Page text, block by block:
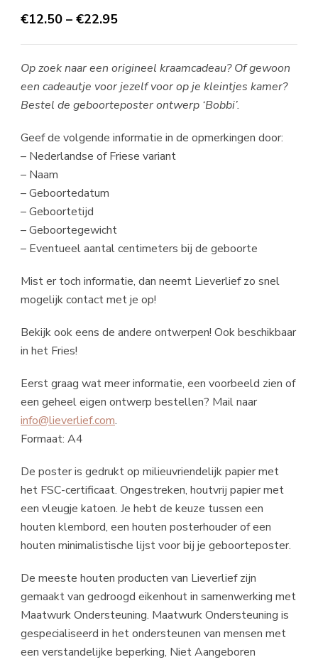
€12.50 – €22.95
Op zoek naar een origineel kraamcadeau?Of gewoon
een cadeautje voor jezelf voor op je kleintjes kamer?
Bestel de geboorteposter ontwerp ‘Bobbi’.
Geef de volgende informatie in de opmerkingen door:
– Nederlandse of Friese variant
– Naam
– Geboortedatum
– Geboortetijd
– Geboortegewicht
– Eventueel aantal centimeters bij de geboorte
Mist er toch informatie, dan neemt Lieverlief zo snel
mogelijk contact met je op!
Bekijk ook eens de andere ontwerpen! Ook beschikbaar
in het Fries!
Eerst graag wat meer informatie, een voorbeeld zien of
een geheel eigen ontwerp bestellen? Mail naar
info@lieverlief.com.
Formaat: A4
De poster is gedrukt op milieuvriendelijk papier met
het FSC-certificaat. Ongestreken, houtvrij papier met
een vleugje katoen. Je hebt de keuze tussen een
houten klembord, een houten posterhouder of een
houten minimalistische lijst voor bij je geboorteposter.
De meeste houten producten van Lieverlief zijn
gemaakt van gedroogd eikenhout in samenwerking met
Maatwurk Ondersteuning. Maatwurk Ondersteuning is
gespecialiseerd in het ondersteunen van mensen met
een verstandelijke beperking, Niet Aangeboren